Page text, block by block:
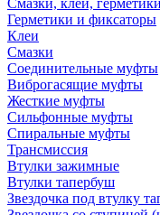
Смазки, клеи, герметики
Герметики и фиксаторы
Клеи
Смазки
Соединительные муфты
Виброгасящие муфты
Жесткие муфты
Сильфонные муфты
Спиральные муфты
Трансмиссия
Втулки зажимные
Втулки тапербуш
Звездочка под втулку